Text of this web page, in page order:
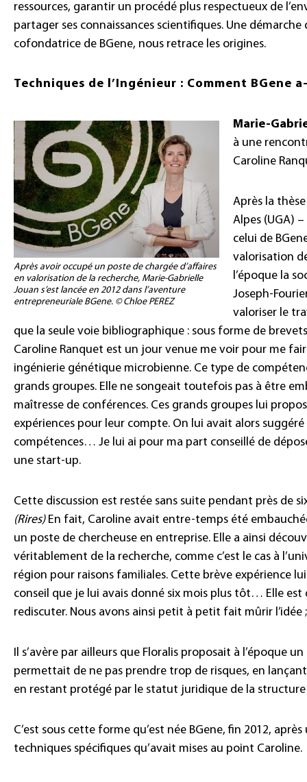
ressources, garantir un procédé plus respectueux de
partager ses connaissances scientifiques. Une
cofondatrice de BGene, nous retrace les origines.
Techniques de l’Ingénieur : Comment BGene
Après avoir occupé un poste de chargée d’affaires
en valorisation de la recherche, Marie-Gabrielle
Jouan s’est lancée en 2012 dans l’aventure
entrepreneuriale BGene. © Chloe PEREZ
Marie-
à une
Caroline
Après la
Alpes (UGA)
celui de
valorisation
l’époque la
Joseph-
valoriser le
que la seule voie bibliographique : sous forme de
Caroline Ranquet est un jour venue me voir pour me
ingénierie génétique microbienne. Ce type de
grands groupes. Elle ne songeait toutefois pas à être
maîtresse de conférences. Ces grands groupes lui
expériences pour leur compte. On lui avait alors
compétences… Je lui ai pour ma part conseillé de
une start-up.
Cette discussion est restée sans suite pendant près de
(Rires)En fait, Caroline avait entre-temps été
un poste de chercheuse en entreprise. Elle a ainsi
véritablement de la recherche, comme c’est le cas à
région pour raisons familiales. Cette brève expérience
conseil que je lui avais donné six mois plus tôt… Elle
rediscuter. Nous avons ainsi petit à petit fait mûrir
Il s’avère par ailleurs que Floralis proposait à l’époque
permettait de ne pas prendre trop de risques, en
en restant protégé par le statut juridique de la
C’est sous cette forme qu’est née BGene, fin 2012,
techniques spécifiques qu’avait mises au point Caroline.